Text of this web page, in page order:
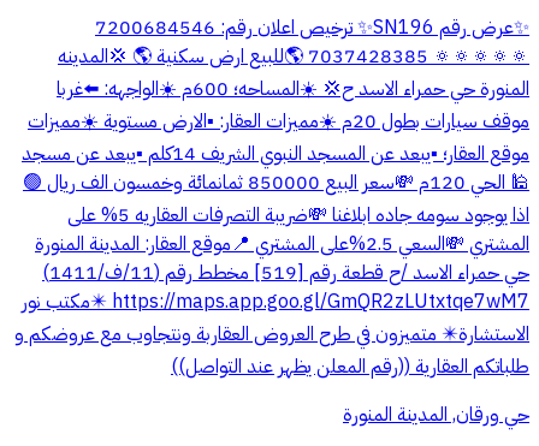
✨️عرض رقم SN196✨️ ترخيص اعلان رقم: 7200684546
🔅🔅🔅🔅🔅 7037428385 🌎للبيع ارض سكنية 🌎 💢المدينه
المنورة حي حمراء الاسد ح💢 ☀️المساحه؛ 600م ☀️الواجهه: ⬅️غربا
موقف سيارات بطول 20م ☀️مميزات العقار: ▪️الارض مستوية ☀️مميزات
موقع العقار؛ ▪️يبعد عن المسجد النبوي الشريف 14كلم ▪️يبعد عن مسجد
🕌 الحي 120م 💸سعر البيع 850000 ثمانمائة وخمسون الف ريال 🟢
اذا يوجود سومه جاده ابلاغنا 💸ضريبة التصرفات العقاريه 5% على
المشتري 💸السعي 2.5%على المشتري 📍موقع العقار: المدينة المنورة
حي حمراء الاسد /ح قطعة رقم [519] مخطط رقم (11/ف/1411)
https://maps.app.goo.gl/GmQR2zLUtxtqe7wM7 ✴️مكتب نور
الاستشارة✴️ متميزون في طرح العروض العقاربة ونتجاوب مع عروضكم و
طلباتكم العقارية ((رقم المعلن يظهر عند التواصل))
حي ورقان, المدينة المنورة